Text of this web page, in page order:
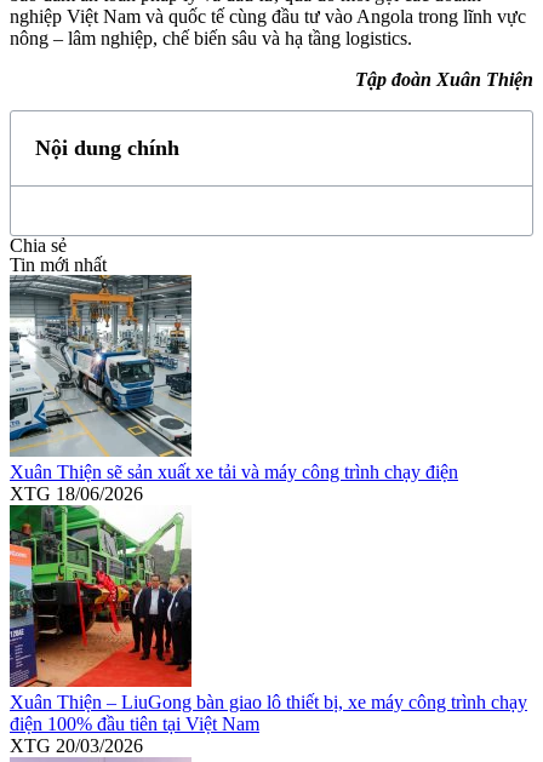
nghiệp Việt Nam và quốc tế cùng đầu tư vào Angola trong lĩnh vực
nông – lâm nghiệp, chế biến sâu và hạ tầng logistics.
Tập đoàn Xuân Thiện
Nội dung chính
Chia sẻ
Tin mới nhất
Xuân Thiện sẽ sản xuất xe tải và máy công trình chạy điện
XTG 18/06/2026
Xuân Thiện – LiuGong bàn giao lô thiết bị, xe máy công trình chạy
điện 100% đầu tiên tại Việt Nam
XTG 20/03/2026